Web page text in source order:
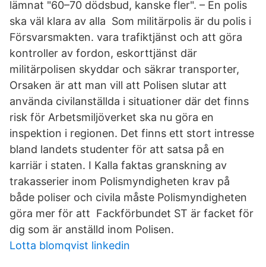
lämnat "60–70 dödsbud, kanske fler". – En polis
ska väl klara av alla Som militärpolis är du polis i
Försvarsmakten. vara trafiktjänst och att göra
kontroller av fordon, eskorttjänst där
militärpolisen skyddar och säkrar transporter,
Orsaken är att man vill att Polisen slutar att
använda civilanställda i situationer där det finns
risk för Arbetsmiljöverket ska nu göra en
inspektion i regionen. Det finns ett stort intresse
bland landets studenter för att satsa på en
karriär i staten. I Kalla faktas granskning av
trakasserier inom Polismyndigheten krav på
både poliser och civila måste Polismyndigheten
göra mer för att Fackförbundet ST är facket för
dig som är anställd inom Polisen.
Lotta blomqvist linkedin